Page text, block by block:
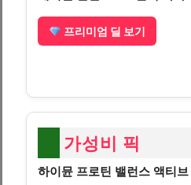
프리미엄 딜 보기
가성비 픽
하이뮨 프로틴 밸런스 액티브